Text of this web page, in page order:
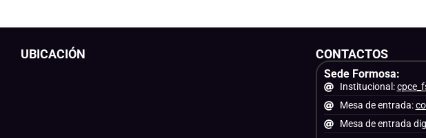
UBICACIÓN CONTACTOS
Sede Formosa:
Institucional:
Mesa de entrada:
Mesa de entrada